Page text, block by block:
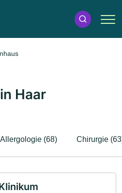
Haar
Allergologie (68) Chirurgie